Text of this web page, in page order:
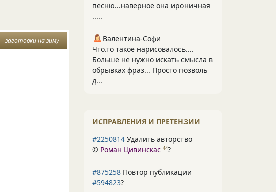
заготовки на зиму
песню...наверное она ироничная
.....
Валентина-Софи
Что.то такое нарисовалось....
Больше не нужно искать смысла в
обрывках фраз... Просто позволь
д...
ИСПРАВЛЕНИЯ И ПРЕТЕНЗИИ
#2250814 Удалить авторство
© Роман Цивинскас 44?
#875258 Повтор публикации
#594823?